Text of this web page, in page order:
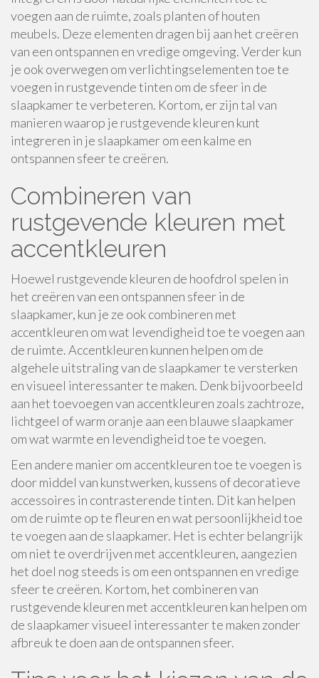
voegen aan de ruimte, zoals planten of houten
meubels. Deze elementen dragen bij aan het creëren
van een ontspannen en vredige omgeving. Verder kun
je ook overwegen om verlichtingselementen toe te
voegen in rustgevende tinten om de sfeer in de
slaapkamer te verbeteren. Kortom, er zijn tal van
manieren waarop je rustgevende kleuren kunt
integreren in je slaapkamer om een kalme en
ontspannen sfeer te creëren.
Combineren van
rustgevende kleuren met
accentkleuren
Hoewel rustgevende kleuren de hoofdrol spelen in
het creëren van een ontspannen sfeer in de
slaapkamer, kun je ze ook combineren met
accentkleuren om wat levendigheid toe te voegen aan
de ruimte. Accentkleuren kunnen helpen om de
algehele uitstraling van de slaapkamer te versterken
en visueel interessanter te maken. Denk bijvoorbeeld
aan het toevoegen van accentkleuren zoals zachtroze,
lichtgeel of warm oranje aan een blauwe slaapkamer
om wat warmte en levendigheid toe te voegen.
Een andere manier om accentkleuren toe te voegen is
door middel van kunstwerken, kussens of decoratieve
accessoires in contrasterende tinten. Dit kan helpen
om de ruimte op te fleuren en wat persoonlijkheid toe
te voegen aan de slaapkamer. Het is echter belangrijk
om niet te overdrijven met accentkleuren, aangezien
het doel nog steeds is om een ontspannen en vredige
sfeer te creëren. Kortom, het combineren van
rustgevende kleuren met accentkleuren kan helpen om
de slaapkamer visueel interessanter te maken zonder
afbreuk te doen aan de ontspannen sfeer.